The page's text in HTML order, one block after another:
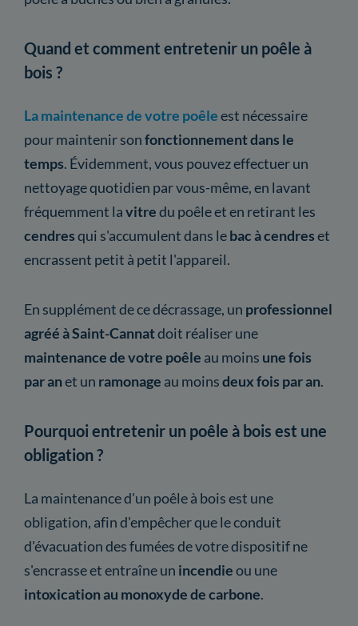
Quand et comment entretenir un poêle à
bois ?
La maintenance de votre poêleest nécessaire
pour maintenir sonfonctionnement dans le
temps. Évidemment, vous pouvez effectuer un
nettoyage quotidien par vous-même, en lavant
fréquemment lavitredu poêle et en retirant les
cendresqui s'accumulent dans lebac à cendreset
encrassent petit à petit l'appareil.
En supplément de ce décrassage, un professionnel
agréé à Saint-Cannatdoit réaliser une
maintenancede votre poêle au moins une fois
par anet un ramonage au moinsdeux fois par an.
Pourquoi entretenir un poêle à bois est une
obligation ?
La maintenance d'un poêle à bois est une
obligation, afin d'empêcher que le conduit
d'évacuation des fumées de votre dispositif ne
s'encrasse et entraîne un incendieou une
intoxication au monoxyde de carbone.